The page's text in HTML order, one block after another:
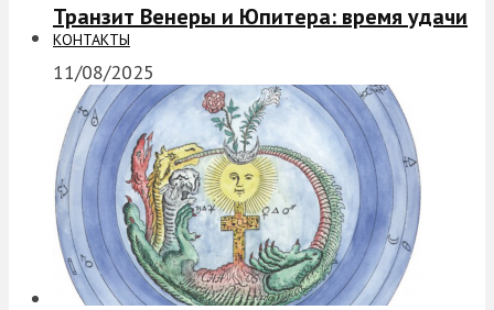
КОНТАКТЫ
Транзит Венеры и Юпитера: время удачи
11/08/2025